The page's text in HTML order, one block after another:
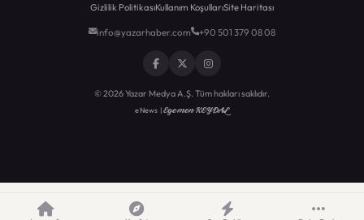
Gizlilik PolitikasıKullanım KoşullarıSite Haritası
info@yazarhaber.com +90 501 379 08 08
© 2026 Yazar Medya A.Ş. Tüm hakları saklıdır.
eNews |Egemen KEYDAL